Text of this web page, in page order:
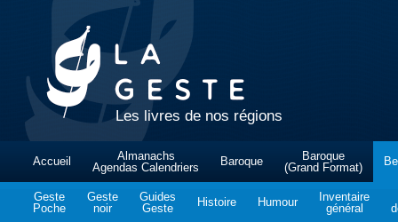
Les livres de nos régions
Accueil
Almanachs
Agendas Calendriers
Baroque
Baroque
(Grand Format)
Geste
Poche
Geste
noir
Guides
Geste
Histoire Humour
Inventaire
général